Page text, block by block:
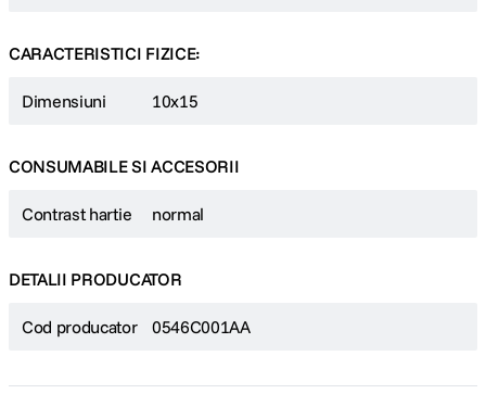
CARACTERISTICI FIZICE:
Dimensiuni 10x15
CONSUMABILE SI ACCESORII
Contrast hartie normal
DETALII PRODUCATOR
Cod producator 0546C001AA